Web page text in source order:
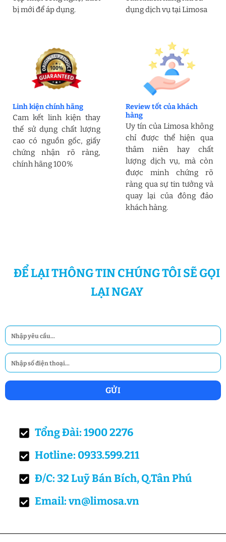
bị mới để áp dụng.
dụng dịch vụ tại Limosa
Linh kiện chính hãng
Cam kết linh kiện thay
thế sử dụng chất lượng
cao có nguồn gốc, giấy
chứng nhận rõ ràng,
chính hãng 100%
Review tốt của khách
hàng
Uy tín của Limosa không
chỉ được thể hiện qua
thâm niên hay chất
lượng dịch vụ, mà còn
được minh chứng rõ
ràng qua sự tin tưởng và
quay lại của đông đảo
khách hàng.
ĐỂ LẠI THÔNG TIN CHÚNG TÔI SẼ GỌI
LẠI NGAY
Tổng Đài: 1900 2276
Hotline: 0933.599.211
Đ/C: 32 Luỹ Bán Bích, Q.Tân Phú
Email: vn@limosa.vn